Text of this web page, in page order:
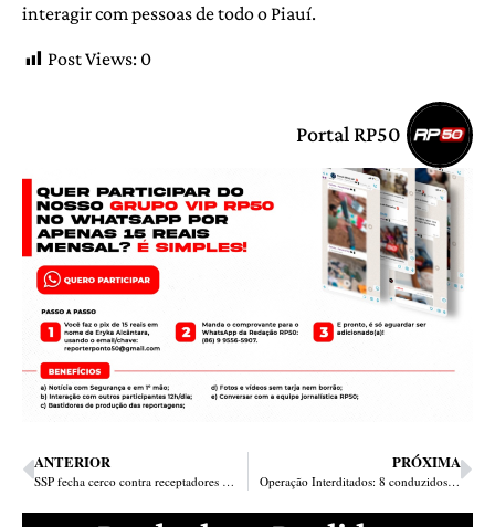
interagir com pessoas de todo o Piauí.
Post Views: 0
Portal RP50
ANTERIOR
SSP fecha cerco contra receptadores do Shopping da Cidade e Praça da Bandeira
PRÓXIMA
Operação Interditados: 8 conduzidos, lojas fechadas e munições encontradas no Shopping da Cidade